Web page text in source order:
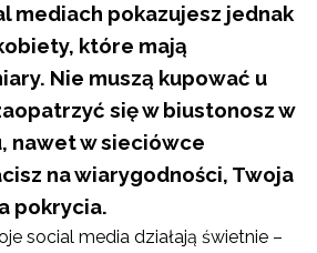
mediach pokazujesz jednak
które mają
Nie muszą kupować u
się w biustonosz w
nawet w sieciówce
na wiarygodności, Twoja
pokrycia.
social media działają świetnie –